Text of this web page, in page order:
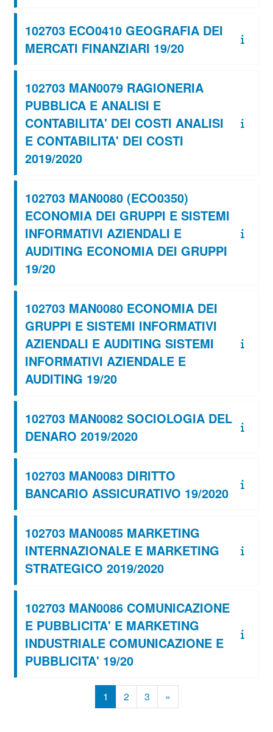
102703 ECO0410 GEOGRAFIA DEI
MERCATI FINANZIARI 19/20
102703 MAN0079 RAGIONERIA
PUBBLICA E ANALISI E
CONTABILITA' DEI COSTI ANALISI
E CONTABILITA' DEI COSTI
2019/2020
102703 MAN0080 (ECO0350)
ECONOMIA DEI GRUPPI E SISTEMI
INFORMATIVI AZIENDALI E
AUDITING ECONOMIA DEI GRUPPI
19/20
102703 MAN0080 ECONOMIA DEI
GRUPPI E SISTEMI INFORMATIVI
AZIENDALI E AUDITING SISTEMI
INFORMATIVI AZIENDALE E
AUDITING 19/20
102703 MAN0082 SOCIOLOGIA DEL
DENARO 2019/2020
102703 MAN0083 DIRITTO
BANCARIO ASSICURATIVO 19/2020
102703 MAN0085 MARKETING
INTERNAZIONALE E MARKETING
STRATEGICO 2019/2020
102703 MAN0086 COMUNICAZIONE
E PUBBLICITA' E MARKETING
INDUSTRIALE COMUNICAZIONE E
PUBBLICITA' 19/20
1 Pagina 1
2Pagina 2
3Pagina 3
»Pagina successiva